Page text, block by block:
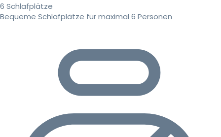
6 Schlafplätze
Bequeme Schlafplätze für maximal 6 Personen